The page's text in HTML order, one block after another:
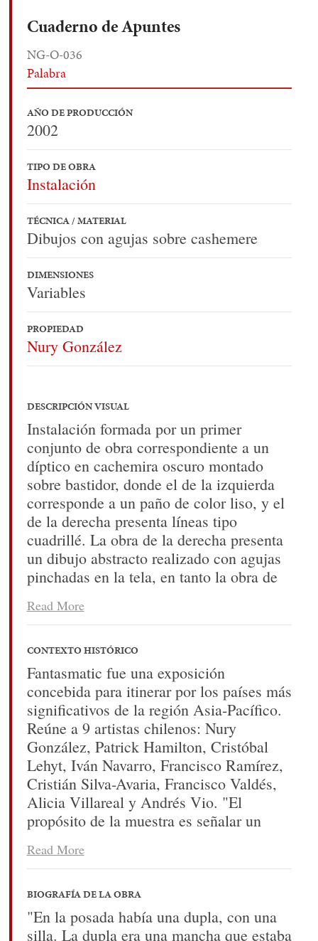
Cuaderno de Apuntes
NG-O-036
Palabra
AÑO DE PRODUCCIÓN
2002
TIPO DE OBRA
Instalación
TÉCNICA / MATERIAL
Dibujos con agujas sobre cashemere
DIMENSIONES
Variables
PROPIEDAD
Nury González
DESCRIPCIÓN VISUAL
Instalación formada por un primer
conjunto de obra correspondiente a un
díptico en cachemira oscuro montado
sobre bastidor, donde el de la izquierda
corresponde a un paño de color liso, y el
de la derecha presenta líneas tipo
cuadrillé. La obra de la derecha presenta
un dibujo abstracto realizado con agujas
pinchadas en la tela, en tanto la obra de
la tela. Frente a la esquina, al lado
izquierdo del bastidor izquierdo, sobre el
suelo de la sala se ubica una silla de
madera, cuyas patas están puestas sobre
cuatro latas de conserva. Sobre el asiento
de la silla se encuentra un alto de paños
blancos, bordados a máquina con líneas
negras.
El segundo conjunto de obra,
corresponde a un díptico de cachemire de
color oscuro montado sobre bastidor,
donde el de la izquierda corresponde a un
paño de color liso, y el de la derecha
presenta líneas tipo cuadrillé. La tela de
la izquierda presenta un patrón de agujas
cruzadas que forman el signo +, más una
aguja pinchada que hace una suerte de
Read More
CONTEXTO HISTÓRICO
Fantasmatic fue una exposición
concebida para itinerar por los países más
significativos de la región Asia-Pacífico.
Reúne a 9 artistas chilenos: Nury
González, Patrick Hamilton, Cristóbal
Lehyt, Iván Navarro, Francisco Ramírez,
Cristián Silva-Avaria, Francisco Valdés,
Alicia Villareal y Andrés Vio. "El
propósito de la muestra es señalar un
artística que se desplaza, cruza y está
unida, por las reformulaciones del
lenguaje del arte. Las obras presentadas
perfilan un posible estado del arte chileno
emergente. Los nueve artistas convocados
Read More
BIOGRAFÍA DE LA OBRA
"En la posada había una dupla, con una
silla. La dupla era una mancha que estaba